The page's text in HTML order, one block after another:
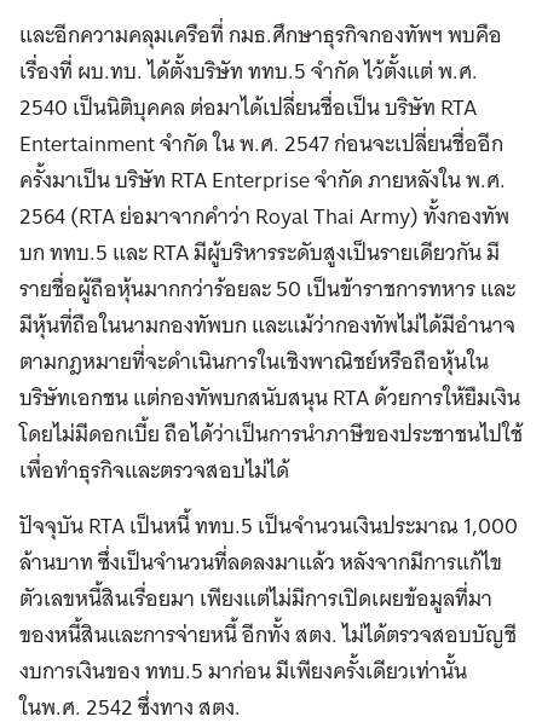
และอีกความคลุมเครือที่ กมธ.ศึกษาธุรกิจกองทัพฯ พบคือ
เรื่องที่ ผบ.ทบ. ได้ตั้งบริษัท ททบ.5 จำกัด ไว้ตั้งแต่ พ.ศ.
2540 เป็นนิติบุคคล ต่อมาได้เปลี่ยนชื่อเป็น บริษัท RTA
Entertainment จำกัด ใน พ.ศ. 2547 ก่อนจะเปลี่ยนชื่ออีก
ครั้งมาเป็น บริษัท RTA Enterprise จำกัด ภายหลังใน พ.ศ.
2564 (RTA ย่อมาจากคำว่า Royal Thai Army) ทั้งกองทัพ
บก ททบ.5 และ RTA มีผู้บริหารระดับสูงเป็นรายเดียวกัน มี
รายชื่อผู้ถือหุ้นมากกว่าร้อยละ 50 เป็นข้าราชการทหาร และ
มีหุ้นที่ถือในนามกองทัพบก และแม้ว่ากองทัพไม่ได้มีอำนาจ
ตามกฎหมายที่จะดำเนินการในเชิงพาณิชย์หรือถือหุ้นใน
บริษัทเอกชน แต่กองทัพบกสนับสนุน RTA ด้วยการให้ยืมเงิน
โดยไม่มีดอกเบี้ย ถือได้ว่าเป็นการนำภาษีของประชาชนไปใช้
เพื่อทำธุรกิจและตรวจสอบไม่ได้
ปัจจุบัน RTA เป็นหนี้ ททบ.5 เป็นจำนวนเงินประมาณ 1,000
ล้านบาท ซึ่งเป็นจำนวนที่ลดลงมาแล้ว หลังจากมีการแก้ไข
ตัวเลขหนี้สินเรื่อยมา เพียงแต่ไม่มีการเปิดเผยข้อมูลที่มา
ของหนี้สินและการจ่ายหนี้ อีกทั้ง สตง. ไม่ได้ตรวจสอบบัญชี
งบการเงินของ ททบ.5 มาก่อน มีเพียงครั้งเดียวเท่านั้น
ในพ.ศ. 2542 ซึ่งทาง สตง.